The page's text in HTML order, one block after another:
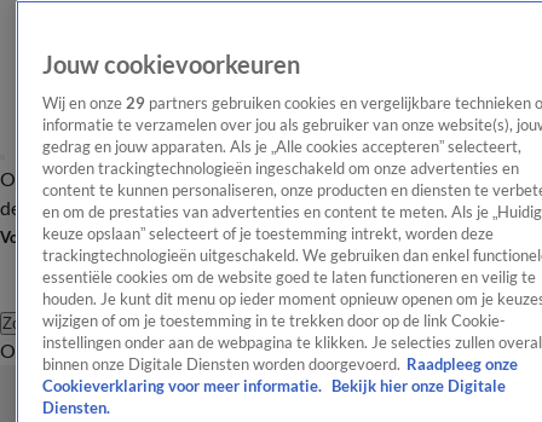
OverzichtAfleveringen Entertainment TV Algemeen
Tip
de redactieNieuwsbrief
Volg Shownieuws
Zoeken
OverzichtEntertainmentSpraakmakendRealityCrimeVideo's
Jouw cookievoorkeuren
Wij en onze 29 partners gebruiken cookies en vergelijkbare technieken
informatie te verzamelen over jou als gebruiker van onze website(s),
gedrag en jouw apparaten. Als je „Alle cookies accepteren” selecteert,
worden trackingtechnologieën ingeschakeld om onze advertenties en
content te kunnen personaliseren, onze producten en diensten te
en om de prestaties van advertenties en content te meten. Als je
keuze opslaan” selecteert of je toestemming intrekt, worden deze
trackingtechnologieën uitgeschakeld. We gebruiken dan enkel
essentiële cookies om de website goed te laten functioneren en veilig te
houden. Je kunt dit menu op ieder moment opnieuw openen om je
wijzigen of om je toestemming in te trekken door op de link Cookie-
instellingen onder aan de webpagina te klikken. Je selecties zullen overal
binnen onze Digitale Diensten worden doorgevoerd. Raadpleeg onze
Cookieverklaring voor meer informatie.
Bekijk hier onze Digitale
Diensten.